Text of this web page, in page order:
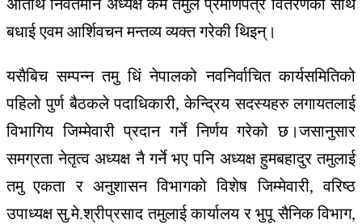
अतिथि निवर्तमान अध्यक्ष कर्म तमुले प्रमाणपत्र वितरणका साथै
बधाई एवम आर्शिवचन मन्तव्य व्यक्त गरेकी थिइन्।
यसैबिच सम्पन्न तमु धिं नेपालको नवनिर्वाचित कार्यसमितिको
पहिलो पुर्ण बैठकले पदाधिकारी, केन्द्रिय सदस्यहरु लगायतलाई
विभागिय जिम्मेवारी प्रदान गर्ने निर्णय गरेको छ।जसानुसार
समग्रता नेतृत्व अध्यक्ष नै गर्ने भए पनि अध्यक्ष हुमबहादुर तमुलाई
तमु एकता र अनुशासन विभागको विशेष जिम्मेवारी, वरिष्ठ
उपाध्यक्ष सु.मे.श्रीप्रसाद तमुलाई कार्यालय र भुपू सैनिक विभाग,